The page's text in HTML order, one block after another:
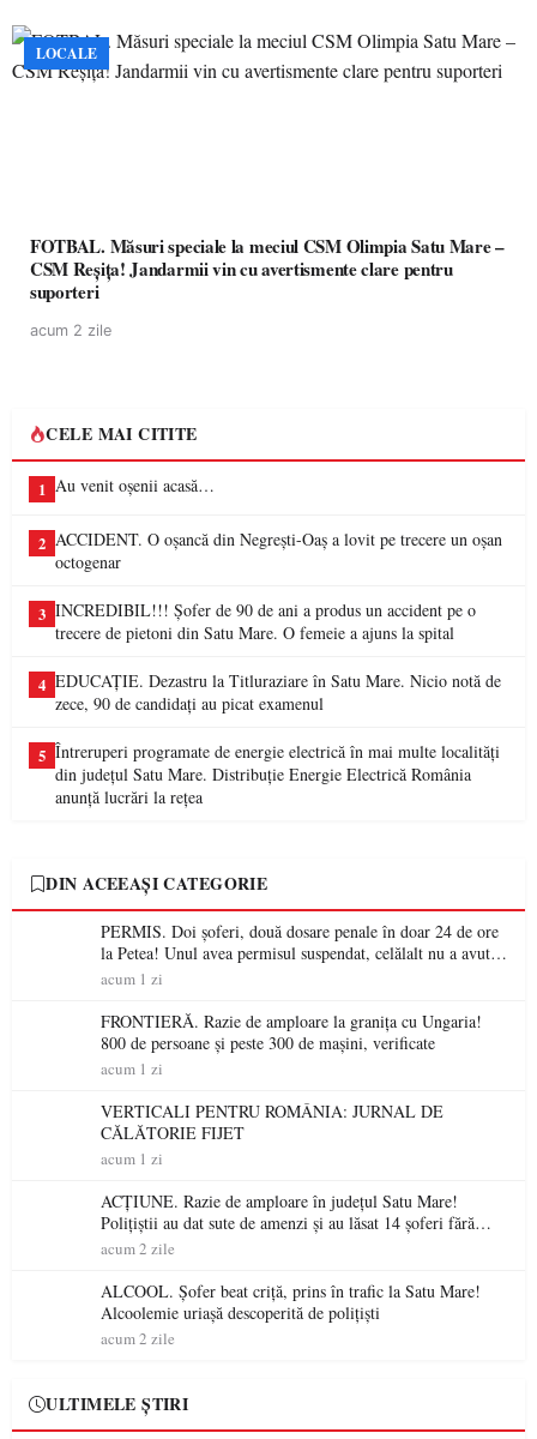
LOCALE
FOTBAL. Măsuri speciale la meciul CSM Olimpia Satu Mare –
CSM Reșița! Jandarmii vin cu avertismente clare pentru
suporteri
acum 2 zile
CELE MAI CITITE
1 Au venit oșenii acasă…
2 ACCIDENT. O oșancă din Negrești-Oaș a lovit pe trecere un oșan
octogenar
3 INCREDIBIL!!! Șofer de 90 de ani a produs un accident pe o
trecere de pietoni din Satu Mare. O femeie a ajuns la spital
4 EDUCAȚIE. Dezastru la Titluraziare în Satu Mare. Nicio notă de
zece, 90 de candidați au picat examenul
5 Întreruperi programate de energie electrică în mai multe localități
din județul Satu Mare. Distribuție Energie Electrică România
anunță lucrări la rețea
DIN ACEEAȘI CATEGORIE
PERMIS. Doi șoferi, două dosare penale în doar 24 de ore
la Petea! Unul avea permisul suspendat, celălalt nu a avut
niciodată permis
acum 1 zi
FRONTIERĂ. Razie de amploare la granița cu Ungaria!
800 de persoane și peste 300 de mașini, verificate
acum 1 zi
VERTICALI PENTRU ROMÂNIA: JURNAL DE
CĂLĂTORIE FIJET
acum 1 zi
ACȚIUNE. Razie de amploare în județul Satu Mare!
Polițiștii au dat sute de amenzi și au lăsat 14 șoferi fără
permis într-o singură zi
acum 2 zile
ALCOOL. Șofer beat criță, prins în trafic la Satu Mare!
Alcoolemie uriașă descoperită de polițiști
acum 2 zile
ULTIMELE ȘTIRI